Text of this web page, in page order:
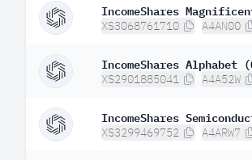
IncomeShares
XS3068761710 A4AN00
IncomeShares Alphabet
XS2901885041 A4A52W
IncomeShares
XS3299469752 A4ARW7